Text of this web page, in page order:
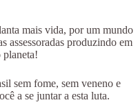
mais vida, por um mundo
assessoradas produzindo em
planeta!
sem fome, sem veneno e
a se juntar a esta luta.